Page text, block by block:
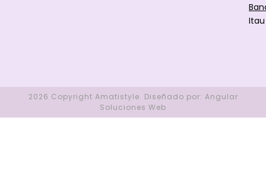
Itau
2026 Copyright Amatistyle. Diseñado por: Angular
Soluciones Web